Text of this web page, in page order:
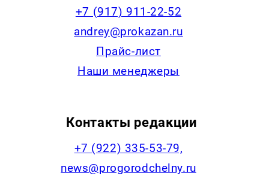
+7 (917) 911-22-52
andrey@prokazan.ru
Прайс-лист
Наши менеджеры
Контакты редакции
+7 (922) 335-53-79,
news@progorodchelny.ru